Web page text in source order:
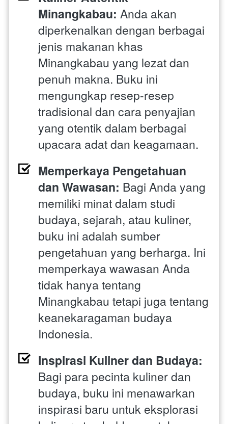
Minangkabau: Anda akan
diperkenalkan dengan berbagai
jenis makanan khas
Minangkabau yang lezat dan
penuh makna. Buku ini
mengungkap resep-resep
tradisional dan cara penyajian
yang otentik dalam berbagai
upacara adat dan keagamaan.
Memperkaya Pengetahuan
dan Wawasan: Bagi Anda yang
memiliki minat dalam studi
budaya, sejarah, atau kuliner,
buku ini adalah sumber
pengetahuan yang berharga. Ini
memperkaya wawasan Anda
tidak hanya tentang
Minangkabau tetapi juga tentang
keanekaragaman budaya
Indonesia.
Bagi para pecinta kuliner dan
budaya, buku ini menawarkan
inspirasi baru untuk eksplorasi